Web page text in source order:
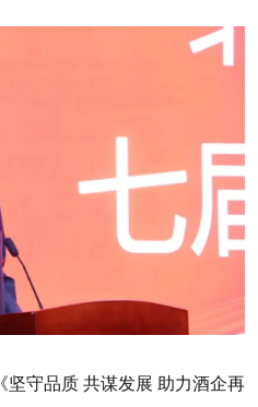
守品质 共谋发展 助力酒企再